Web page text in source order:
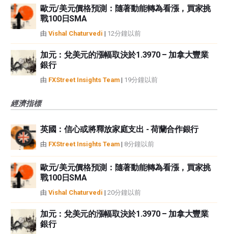
歐元/美元價格預測：隨著動能轉為看漲，買家挑
戰100日SMA
由 Vishal Chaturvedi | 12分鐘以前
加元：兌美元的漲幅取決於1.3970 – 加拿大豐業
銀行
由 FXStreet Insights Team | 19分鐘以前
經濟指標
英國：信心或將釋放家庭支出 - 荷蘭合作銀行
由 FXStreet Insights Team | 8分鐘以前
歐元/美元價格預測：隨著動能轉為看漲，買家挑
戰100日SMA
由 Vishal Chaturvedi | 20分鐘以前
加元：兌美元的漲幅取決於1.3970 – 加拿大豐業
銀行